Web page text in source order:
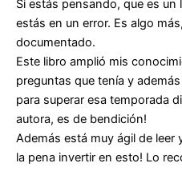
Si estás pensando, que es
estás en un error. Es algo
documentado.
Este libro amplió mis
preguntas que tenía y
para superar esa temporada
autora, es de bendición!
Además está muy ágil de leer
la pena invertir en esto! Lo